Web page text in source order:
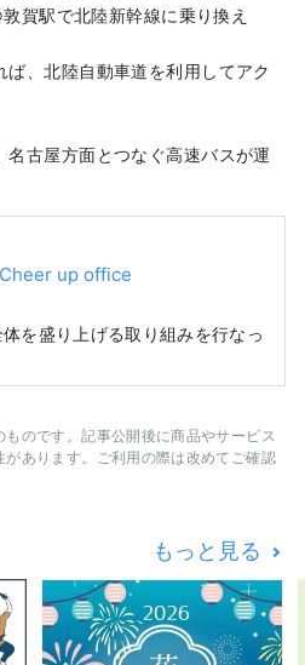
賀駅で北陸新幹線に乗り換え
ば、北陸自動車道を利用してアク
古屋方面とつなぐ高速バスが運
up office
を盛り上げる取り組みを行なっ
のです。記事公開後に商品やサービス
あります。ご利用の際は改めてご確認
もっと見る